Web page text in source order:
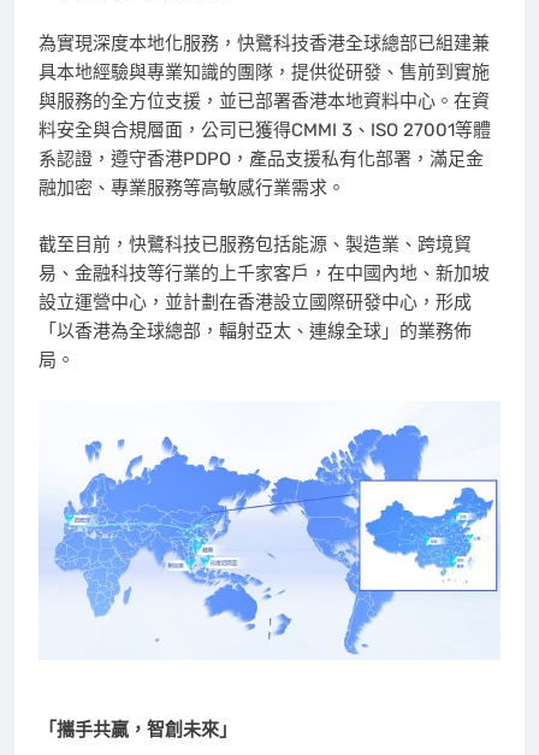
為實現深度本地化服務，快鷺科技香港全球總部已組建兼
具本地經驗與專業知識的團隊，提供從研發、售前到實施
與服務的全方位支援，並已部署香港本地資料中心。在資
料安全與合規層面，公司已獲得CMMI 3、ISO 27001等體
系認證，遵守香港PDPO，產品支援私有化部署，滿足金
融加密、專業服務等高敏感行業需求。
截至目前，快鷺科技已服務包括能源、製造業、跨境貿
易、金融科技等行業的上千家客戶，在中國內地、新加坡
設立運營中心，並計劃在香港設立國際研發中心，形成
「以香港為全球總部，輻射亞太、連線全球」的業務佈
局。
「攜手共贏，智創未來」